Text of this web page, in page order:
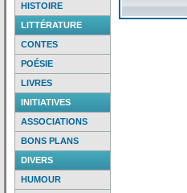
HISTOIRE
LITTÉRATURE
CONTES
POÉSIE
LIVRES
INITIATIVES
ASSOCIATIONS
BONS PLANS
DIVERS
HUMOUR